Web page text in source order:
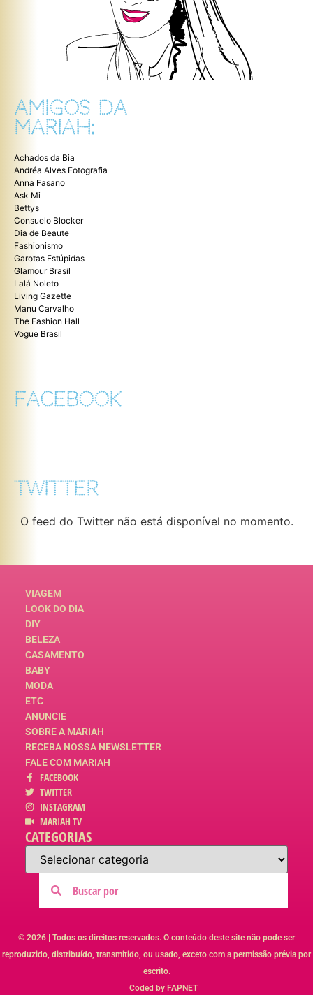
AMIGOS DA
MARIAH:
Achados da Bia
Andréa Alves Fotografia
Anna Fasano
Ask Mi
Bettys
Consuelo Blocker
Dia de Beaute
Fashionismo
Garotas Estúpidas
Glamour Brasil
Lalá Noleto
Living Gazette
Manu Carvalho
The Fashion Hall
Vogue Brasil
FACEBOOK
TWITTER
O feed do Twitter não está disponível no momento.
VIAGEM
LOOK DO DIA
DIY
BELEZA
CASAMENTO
BABY
MODA
ETC
ANUNCIE
SOBRE A MARIAH
RECEBA NOSSA NEWSLETTER
FALE COM MARIAH
FACEBOOK
TWITTER
INSTAGRAM
MARIAH TV
CATEGORIAS
© 2026 | Todos os direitos reservados. O conteúdo deste site não pode ser
reproduzido, distribuído, transmitido, ou usado, exceto com a permissão prévia por
escrito.
Coded by FAPNET